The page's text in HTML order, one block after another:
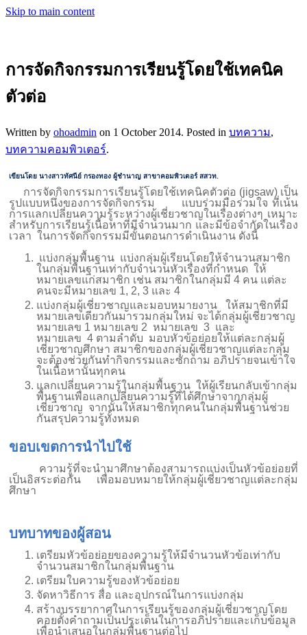
Skip to main content
การจัดกิจกรรมการเรียนรู้โดยใช้เทคนิค
ตัวต่อ
Written by ohoadmin on 1 October 2014. Posted in บทความ,
บทความคอมพิวเตอร์.
เขียนโดย นางสาวทัศนีย์ กรองทอง ผู้ชำนาญ สาขาคอมพิวเตอร์ สสวท.
การจัดกิจกรรมการเรียนรู้โดยใช้เทคนิคตัวต่อ (jigsaw) เป็น
รูปแบบหนึ่งของการจัดกิจกรรม แบบร่วมมือร่วมใจ ที่เน้น
การแลกเปลี่ยนความรู้ระหว่างผู้เชี่ยวชาญในเรื่องต่างๆ เหมาะ
สำหรับการเรียนรู้เนื้อหาที่มีจำนวนมาก และมีข้อจำกัดในเรื่อง
เวลา ในการจัดกิจกรรมมีขั้นตอนการดำเนินงาน ดังนี้
แบ่งกลุ่มพื้นฐาน แบ่งกลุ่มผู้เรียนโดยให้จำนวนสมาชิก
ในกลุ่มพื้นฐานเท่ากับจำนวนหัวเรื่องที่กำหนด ให้
หมายเลขแก่สมาชิก เช่น สมาชิกในกลุ่มมี 4 คน แต่ละ
คนจะมีหมายเลข 1, 2, 3 และ 4
แบ่งกลุ่มผู้เชี่ยวชาญและมอบหมายงาน
ให้สมาชิกที่มี
หมายเลขเดียวกันมารวมกลุ่มใหม่ จะได้กลุ่มผู้เชี่ยวชาญ
หมายเลข 1 หมายเลข 2 หมายเลข 3 และ
หมายเลข 4 ตามลำดับ มอบหัวข้อย่อยให้แต่ละกลุ่มผู้
เชี่ยวชาญศึกษา สมาชิกของกลุ่มผู้เชี่ยวชาญแต่ละกลุ่ม
จะต้องช่วยกันทำกิจกรรมและซักถาม อภิปรายจนเข้าใจ
ในเนื้อหานั้นทุกคน
แลกเปลี่ยนความรู้ในกลุ่มพื้นฐาน ให้ผู้เรียนกลับเข้ากลุ่ม
พื้นฐานเพื่อแลกเปลี่ยนความรู้ที่ได้ศึกษาจากกลุ่มผู้
เชี่ยวชาญ จากนั้นให้สมาชิกทุกคนในกลุ่มพื้นฐานช่วย
กันสรุปความรู้ทั้งหมด
ขอบเขตการนำไปใช้
ความรู้ที่จะนำมาศึกษาต้องสามารถแบ่งเป็นหัวข้อย่อยที่
เป็นอิสระต่อกัน เพื่อมอบหมายให้กลุ่มผู้เชี่ยวชาญแต่ละกลุ่ม
ศึกษา
บทบาทของผู้สอน
เตรียมหัวข้อย่อยของความรู้ให้มีจำนวนหัวข้อเท่ากับ
จำนวนสมาชิกในกลุ่มพื้นฐาน
เตรียมใบความรู้ของหัวข้อย่อย
จัดหาวิธีการ สื่อ และอุปกรณ์ในการแบ่งกลุ่ม
สร้างบรรยากาศในการเรียนรู้ของกลุ่มผู้เชี่ยวชาญโดย
คอยตั้งคำถามเป็นประเด็นในการอภิปรายและเก็บข้อมูล
เพื่อนำเสนอในกลุ่มพื้นฐานต่อไป